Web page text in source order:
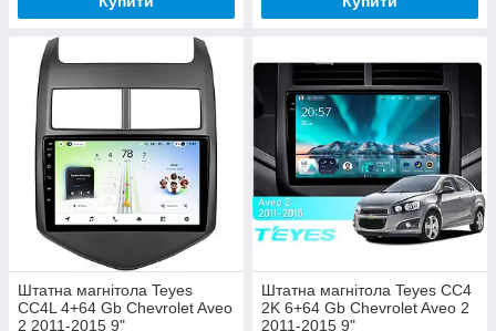
Штатна магнітола Teyes
CC4L 4+64 Gb Chevrolet Aveo
2 2011-2015 9"
Штатна магнітола Teyes CC4
2K 6+64 Gb Chevrolet Aveo 2
2011-2015 9"